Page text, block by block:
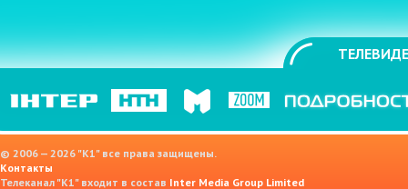
© 2006 — 2026 "K1" все права защищены.
Контакты
Телеканал "К1" входит в состав Inter Media Group Limited